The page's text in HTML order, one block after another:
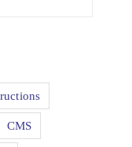
CMS